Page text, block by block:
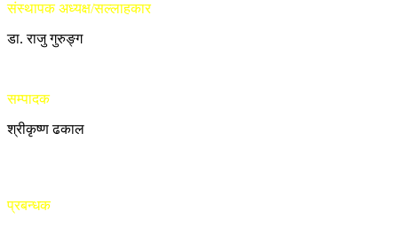
संस्थापक अध्यक्ष/सल्लाहकार
डा. राजु गुरुङ्ग
सम्पादक
श्रीकृष्ण ढकाल
प्रबन्धक